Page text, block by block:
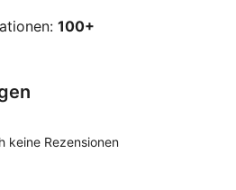
100+
keine Rezensionen